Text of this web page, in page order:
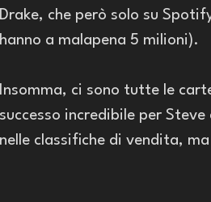
Drake, che però solo su
hanno a malapena 5 milioni).
Insomma, ci sono tutte le
successo incredibile per
nelle classifiche di vendita,